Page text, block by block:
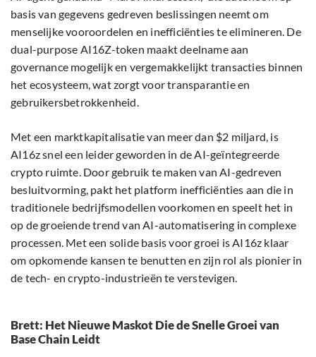
basis van gegevens gedreven beslissingen neemt om
menselijke vooroordelen en inefficiënties te elimineren. De
dual-purpose AI16Z-token maakt deelname aan
governance mogelijk en vergemakkelijkt transacties binnen
het ecosysteem, wat zorgt voor transparantie en
gebruikersbetrokkenheid.
Met een marktkapitalisatie van meer dan $2 miljard, is
AI16z snel een leider geworden in de AI-geïntegreerde
crypto ruimte. Door gebruik te maken van AI-gedreven
besluitvorming, pakt het platform inefficiënties aan die in
traditionele bedrijfsmodellen voorkomen en speelt het in
op de groeiende trend van AI-automatisering in complexe
processen. Met een solide basis voor groei is AI16z klaar
om opkomende kansen te benutten en zijn rol als pionier in
de tech- en crypto-industrieën te verstevigen.
Brett: Het Nieuwe Maskot Die de Snelle Groei van
Base Chain Leidt